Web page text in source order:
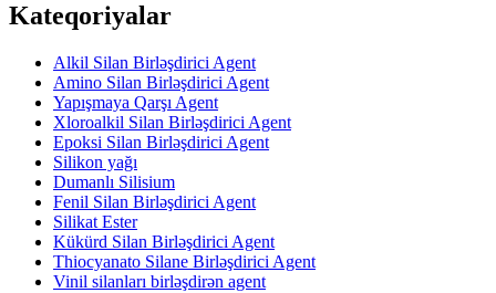
Kateqoriyalar
Alkil Silan Birləşdirici Agent
Amino Silan Birləşdirici Agent
Yapışmaya Qarşı Agent
Xloroalkil Silan Birləşdirici Agent
Epoksi Silan Birləşdirici Agent
Silikon yağı
Dumanlı Silisium
Fenil Silan Birləşdirici Agent
Silikat Ester
Kükürd Silan Birləşdirici Agent
Thiocyanato Silane Birləşdirici Agent
Vinil silanları birləşdirən agent